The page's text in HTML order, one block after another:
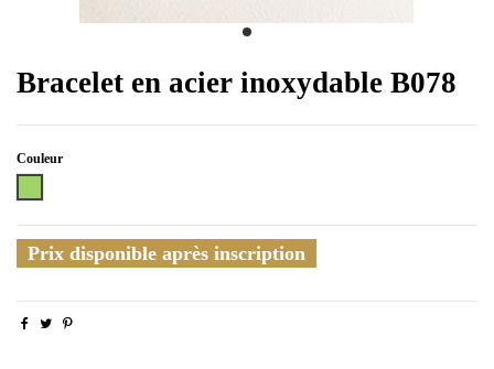
Bracelet en acier inoxydable B078
Couleur
Prix disponible après inscription